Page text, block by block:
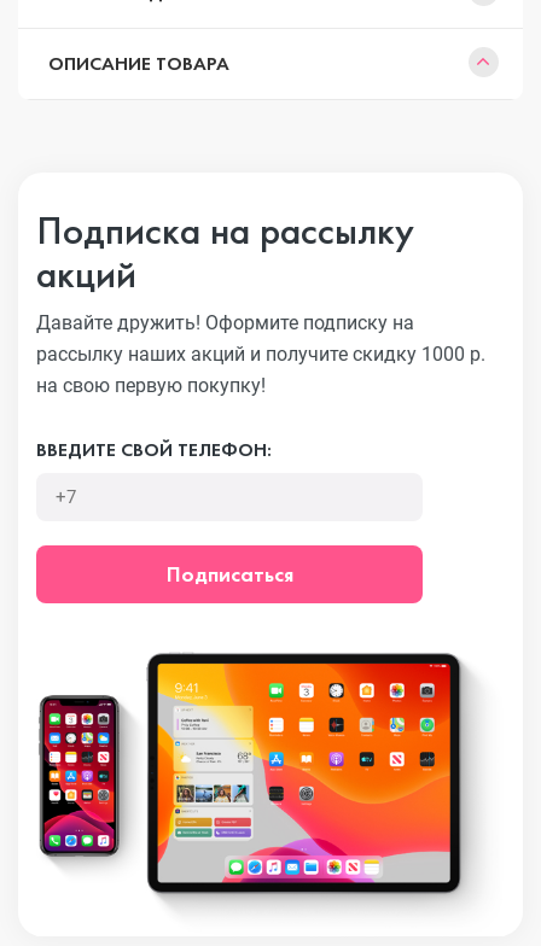
ОПИСАНИЕ ТОВАРА
Подписка на рассылку
акций
Давайте дружить! Оформите подписку на
рассылку наших акций и получите скидку 1000 р.
на свою первую покупку!
ВВЕДИТЕ СВОЙ ТЕЛЕФОН:
Подписаться